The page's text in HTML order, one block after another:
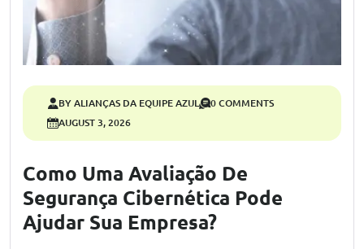
BY ALIANÇAS DA EQUIPE AZUL
0 COMMENTS
AUGUST 3, 2026
Como Uma Avaliação De
Segurança Cibernética Pode
Ajudar Sua Empresa?